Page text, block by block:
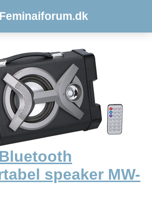
Feminaiforum.dk
speaker MW-